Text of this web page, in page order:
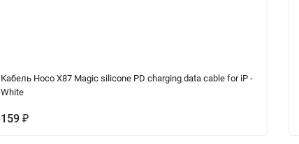
Кабель Hoco X87 Magic silicone PD charging data cable for iP -
White
159 ₽